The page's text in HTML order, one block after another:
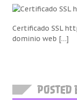
Certificado SSL
dominio web […]